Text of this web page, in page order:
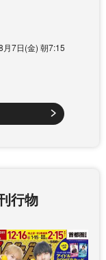
7日(金) 朝7:15
行物